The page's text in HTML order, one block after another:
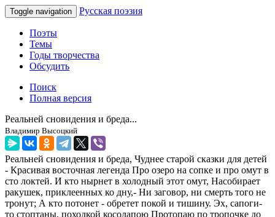
Toggle navigation Русская поэзия
Поэты
Темы
Годы творчества
Обсудить
Поиск
Полная версия
Реальней сновидения и бреда...
Владимир Высоцкий
Реальней сновидения и бреда, Чуднее старой сказки для детей
- Красивая восточная легенда Про озеро на сопке и про омут в
сто локтей. И кто нырнет в холодный этот омут, Насобирает
ракушек, приклеенных ко дну,- Ни заговор, ни смерть того не
тронут; А кто потонет - обретет покой и тишину. Эх, сапоги-
то стоптаны, походкой косолапою Протопаю по тропочке до